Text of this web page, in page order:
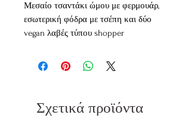
Μεσαίο τσαντάκι ώμου με φερμουάρ,
εσωτερική φόδρα με τσέπη και δύο
vegan λαβές τύπου shopper
Διαθέτει εντυπωσική κροσέ
δισκόσμηση με κοχύλια και χρυσές
Διαστάσεις
45*13*22cm περίπου.
Διαθέσιμο σε Jade , Beige
Σχετικά προϊόντα